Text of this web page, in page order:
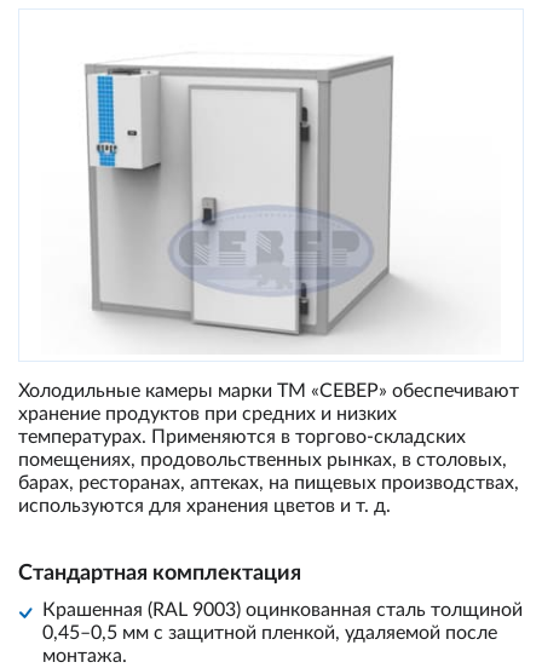
Холодильные камеры марки ТМ «СЕВЕР» обеспечивают
хранение продуктов при средних и низких
температурах. Применяются в торгово-складских
помещениях, продовольственных рынках, в столовых,
барах, ресторанах, аптеках, на пищевых производствах,
используются для хранения цветов и т. д.
Стандартная комплектация
Крашенная (RAL 9003) оцинкованная сталь толщиной
0,45–0,5 мм с защитной пленкой, удаляемой после
монтажа.